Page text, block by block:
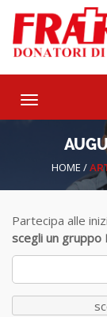
Toggle
HOME /
Partecipa alle
scegli un gruppo